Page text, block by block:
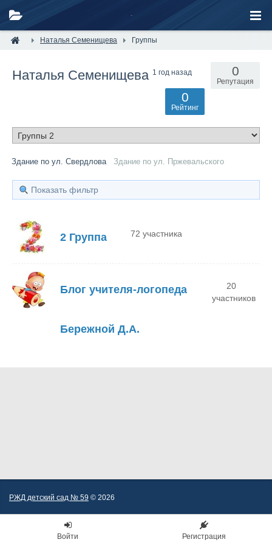
Наталья Семенищева Группы
Наталья Семенищева 1 год назад 0
Репутация
0
Рейтинг
Здание по ул. Свердлова Здание по ул. Пржевальского
Показать фильтр
2 Группа 72 участника
Блог учителя-логопеда
Бережной Д.А.
20
участников
РЖД детский сад № 59 © 2026
Войти Регистрация